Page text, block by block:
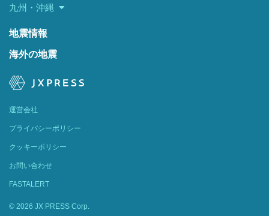
九州・沖縄
地震情報
海外の地震
運営会社
プライバシーポリシー
クッキーポリシー
お問い合わせ
FASTALERT
© 2026 JX PRESS Corp.